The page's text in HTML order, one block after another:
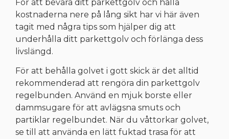
För att bevara ditt parkettgolv och hålla
kostnaderna nere på lång sikt har vi här även
tagit med några tips som hjälper dig att
underhålla ditt parkettgolv och förlänga dess
livslängd.
För att behålla golvet i gott skick är det alltid
rekommenderad att rengöra din parkettgolv
regelbunden. Använd en mjuk borste eller
dammsugare för att avlägsna smuts och
partiklar regelbundet. När du våttorkar golvet,
se till att använda en lätt fuktad trasa för att